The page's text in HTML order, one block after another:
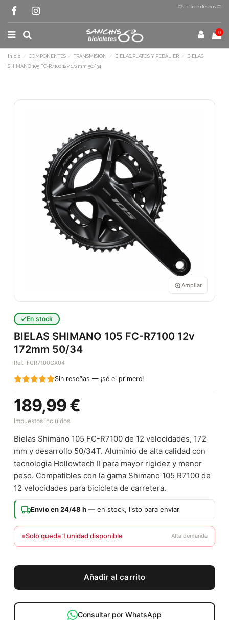
Lista de deseos (0)
0
Inicio COMPONENTES TRANSMISION BIELAS,PLATOS Y PEDALIER
BIELAS
SHIMANO 105 FC-R7100 12v 172mm 50/34
Ampliar
En stock
BIELAS SHIMANO 105 FC-R7100 12v
172mm 50/34
Ref. IFCR7100CX04
Sin reseñas — ¡sé el primero!
189,99 €
Impuestos incluidos
Bielas Shimano 105 FC-R7100 de 12 velocidades, 172
mm y desarrollo 50/34T. Aluminio de alta calidad con
tecnologia Hollowtech II para mayor rigidez y menor
peso. Compatibles con la gama Shimano 105 R7100 de
12 velocidades para bicicleta de carretera.
Envío en 24/48 h — en stock, listo para enviar
Solo queda 1 unidad disponible Alta demanda
Añadir al carrito
Consultar por WhatsApp
Terminal de consulta○ Motor activo -